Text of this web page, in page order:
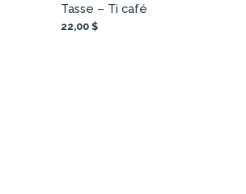
Tasse – Ti café
22,00 $